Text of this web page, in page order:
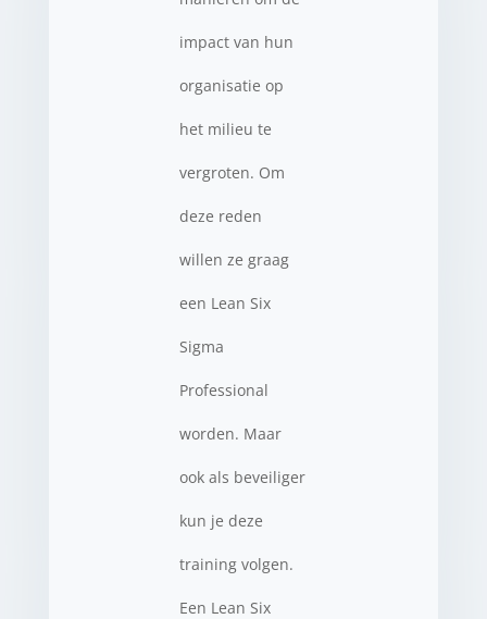
impact van hun
organisatie op
het milieu te
vergroten. Om
deze reden
willen ze graag
een Lean Six
Sigma
Professional
worden. Maar
ook als beveiliger
kun je deze
training volgen.
Een Lean Six